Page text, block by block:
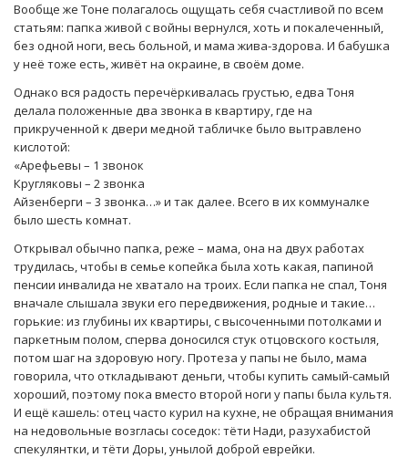
Вообще же Тоне полагалось ощущать себя счастливой по всем
статьям: папка живой с войны вернулся, хоть и покалеченный,
без одной ноги, весь больной, и мама жива-здорова. И бабушка
у неё тоже есть, живёт на окраине, в своём доме.
Однако вся радость перечёркивалась грустью, едва Тоня
делала положенные два звонка в квартиру, где на
прикрученной к двери медной табличке было вытравлено
кислотой:
«Арефьевы – 1 звонок
Кругляковы – 2 звонка
Айзенберги – 3 звонка…» и так далее. Всего в их коммуналке
было шесть комнат.
Открывал обычно папка, реже – мама, она на двух работах
трудилась, чтобы в семье копейка была хоть какая, папиной
пенсии инвалида не хватало на троих. Если папка не спал, Тоня
вначале слышала звуки его передвижения, родные и такие…
горькие: из глубины их квартиры, с высоченными потолками и
паркетным полом, сперва доносился стук отцовского костыля,
потом шаг на здоровую ногу. Протеза у папы не было, мама
говорила, что откладывают деньги, чтобы купить самый-самый
хороший, поэтому пока вместо второй ноги у папы была культя.
И ещё кашель: отец часто курил на кухне, не обращая внимания
на недовольные возгласы соседок: тёти Нади, разухабистой
спекулянтки, и тёти Доры, унылой доброй еврейки.